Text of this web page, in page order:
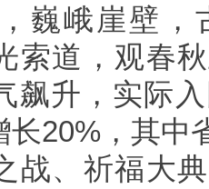
巍峨崖壁，
索道，观春
飙升，实际
长20%，其中
战、祈福大